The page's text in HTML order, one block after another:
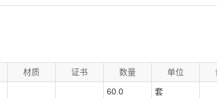
材质 证书 数量 单位
60.0 套